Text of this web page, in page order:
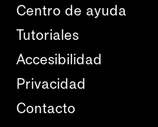
Centro de ayuda
Tutoriales
Accesibilidad
Privacidad
Contacto